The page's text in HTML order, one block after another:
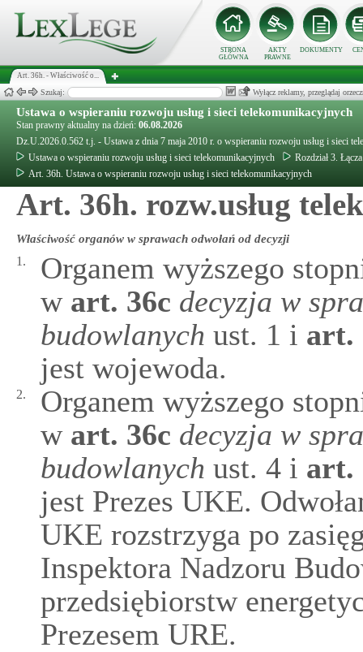
STRONA
GŁÓWNA
AKTY
PRAWNE
DOKUMENTY
Art. 36h. - Właściwość o...
Szukaj: Wyłącz reklamy, przeglądaj
Ustawa o wspieraniu rozwoju usług i sieci telekomunikacyjnych
Stan prawny aktualny na dzień: 06.08.2026
Dz.U.2026.0.562 t.j. - Ustawa z dnia 7 maja 2010 r. o wspieraniu rozwoju usług i sieci
Ustawa o wspieraniu rozwoju usług i sieci telekomunikacyjnych
Rozdział 3.
Art. 36h. Ustawa o wspieraniu rozwoju usług i sieci telekomunikacyjnych
Art. 36h. rozw.usług
Właściwość organów w sprawach odwołań od decyzji
1.
Organem wyższego
wart. 36c decyzja w
budowlanych ust. 1 i art.
jest wojewoda.
2.
Organem wyższego
wart. 36c decyzja w
budowlanych ust. 4 i art.
jest Prezes UKE.
UKE rozstrzyga po
Inspektora Nadzoru
przedsiębiorstw
Prezesem URE.